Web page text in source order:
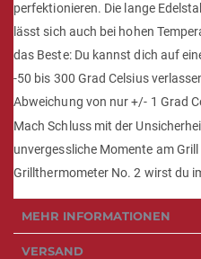
perfektionieren. Die lange
lässt sich auch bei hohen
das Beste: Du kannst dich auf
-50 bis 300 Grad Celsius
Abweichung von nur +/- 1 Grad
Mach Schluss mit der
unvergessliche Momente am
Grillthermometer No. 2 wirst du
MEHR INFORMATIONEN
VERSAND